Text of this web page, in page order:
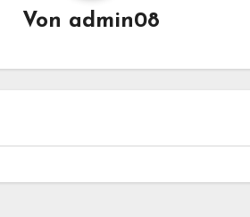
Von admin08